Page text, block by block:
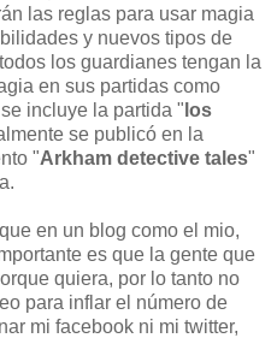
las reglas para usar magia
y nuevos tipos de
los guardianes tengan la
en sus partidas como
incluye la partida " los
se publicó en la
"Arkham detective tales"
en un blog como el mio,
es que la gente que
quiera, por lo tanto no
para inflar el número de
mi facebook ni mi twitter,